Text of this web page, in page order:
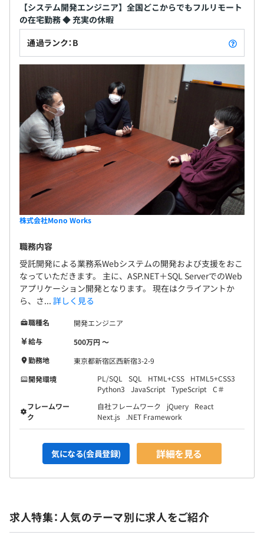
新規開発のプロジェクトであれば、2名～3名のチームで
開発を担当して頂いています。
既存システムの改修または不具合対応等は1名～2名で対
応して頂きます。
【システム開発エンジニア】全国どこからでもフルリモート
の在宅勤務 ◆ 充実の休暇
通過ランク：B
株式会社Mono Works
職務内容
受託開発による業務系Webシステムの開発および支援をおこ
なっていただきます。 主に、ASP.NET＋SQL ServerでのWeb
アプリケーション開発となります。 現在はクライアントか
ら、さ... 詳しく見る
職種名
開発エンジニア
給与
500万円 〜
勤務地
東京都新宿区西新宿3-2-9
開発環境
PL/SQL SQL HTML+CSS
HTML5+CSS3
Python3
JavaScript TypeScript
C＃
フレームワー
ク
自社フレームワーク jQuery
React
Next.js
.NET Framework
気になる(会員登録) 詳細を見る
求人特集：人気のテーマ別に求人をご紹介